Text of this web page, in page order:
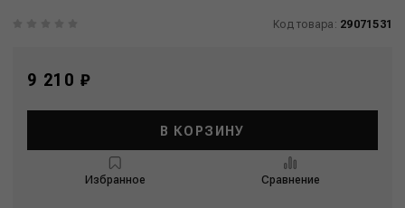
Код товара: 29071531
9 210 ₽
В КОРЗИНУ
Избранное Сравнение